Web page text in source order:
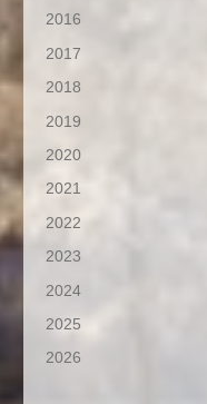
2016
2017
2018
2019
2020
2021
2022
2023
2024
2025
2026